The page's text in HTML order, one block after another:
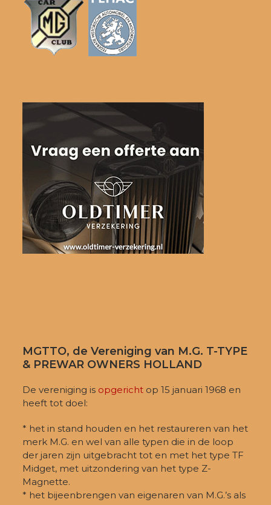
MGTTO, de Vereniging van M.G. T-TYPE
& PREWAR OWNERS HOLLAND
De vereniging is opgericht op 15 januari 1968 en
heeft tot doel:
* het in stand houden en het restaureren van het
merk M.G. en wel van alle typen die in de loop
der jaren zijn uitgebracht tot en met het type TF
Midget, met uitzondering van het type Z-
Magnette.
* het bijeenbrengen van eigenaren van M.G.’s als